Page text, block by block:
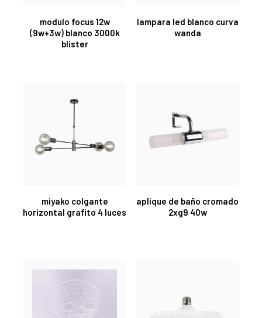
modulo focus 12w
(9w+3w) blanco 3000k
blister
lampara led blanco curva
wanda
miyako colgante
horizontal grafito 4 luces
aplique de baño cromado
2xg9 40w